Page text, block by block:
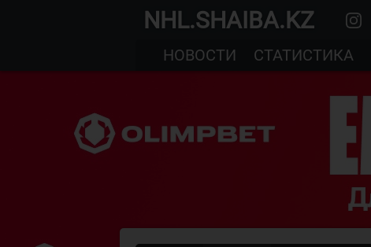
NHL.SHAIBA.KZ
НОВОСТИ
СТАТИСТИКА